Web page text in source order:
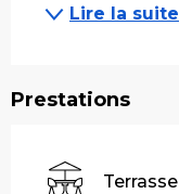
Lire la suite
Prestations
Terrasse